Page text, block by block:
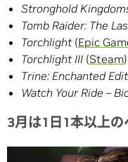
Stronghold
Tomb Raider: The
Torchlight (Epic
Torchlight III (Steam)
Trine: Enchanted
Watch Your Ride –
3月は1日1本以上